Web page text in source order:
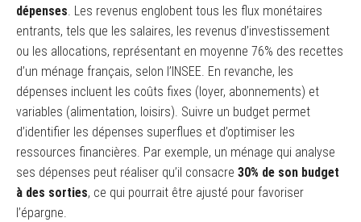
dépenses. Les revenus englobent tous les flux monétaires
entrants, tels que les salaires, les revenus d’investissement
ou les allocations, représentant en moyenne 76% des recettes
d’un ménage français, selon l’INSEE. En revanche, les
dépenses incluent les coûts fixes (loyer, abonnements) et
variables (alimentation, loisirs). Suivre un budget permet
d’identifier les dépenses superflues et d’optimiser les
ressources financières. Par exemple, un ménage qui analyse
ses dépenses peut réaliser qu’il consacre 30% de son budget
à des sorties, ce qui pourrait être ajusté pour favoriser
l’épargne.